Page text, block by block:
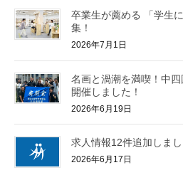
卒業生が薦める 「学生
集！
2026年7月1日
名画と渦潮を満喫！中
開催しました！
2026年6月19日
求人情報12件追加しまし
2026年6月17日